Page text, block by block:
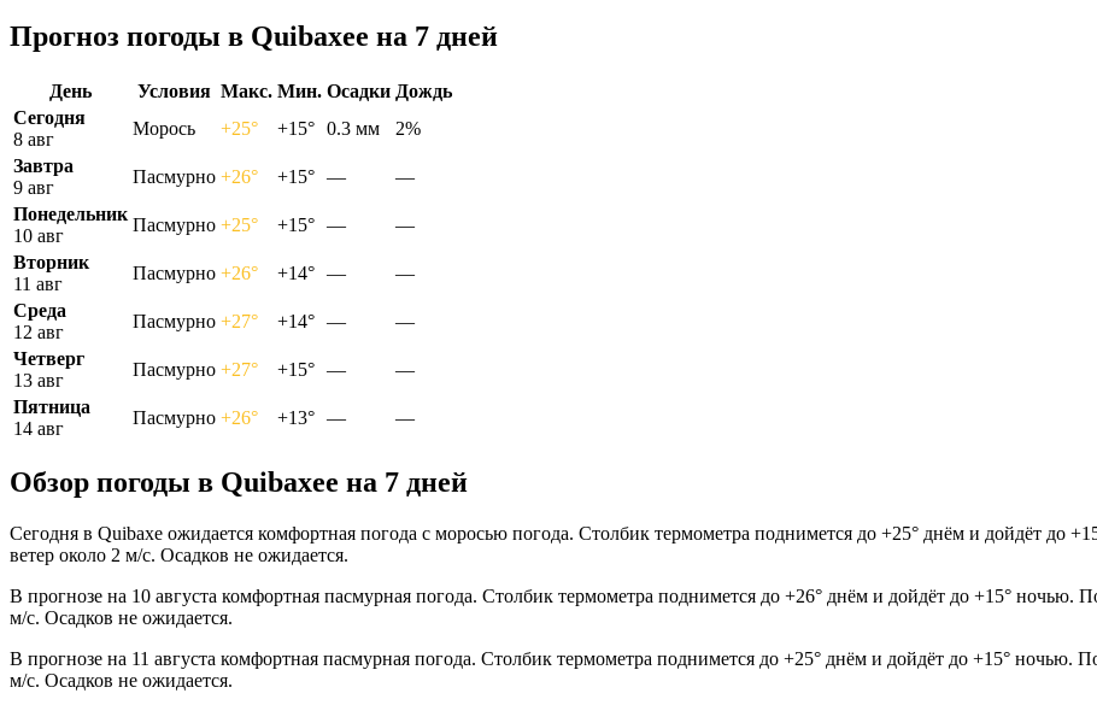
Прогноз погоды в Quibaxeе на 7 дней
День Условия Макс. Мин. Осадки Дождь
Сегодня
8 авг
Морось +25° +15° 0.3 мм
2%
Завтра
9 авг
Пасмурно +26° +15° —
—
Понедельник
10 авг
Пасмурно +25° +15° —
—
Вторник
11 авг
Пасмурно +26° +14° —
—
Среда
12 авг
Пасмурно +27° +14° —
—
Четверг
13 авг
Пасмурно +27° +15° —
—
Пятница
14 авг
Пасмурно +26° +13° — —
Обзор погоды в Quibaxeе на 7 дней
Сегодня в Quibaxe ожидается комфортная погода с моросью погода. Столбик термометра поднимется до +25° днём и дойдёт до
ветер около 2 м/с. Осадков не ожидается.
В прогнозе на 10 августа комфортная пасмурная погода. Столбик термометра поднимется до +26° днём и дойдёт до +15° ночью.
м/с. Осадков не ожидается.
В прогнозе на 11 августа комфортная пасмурная погода. Столбик термометра поднимется до +25° днём и дойдёт до +15° ночью.
м/с. Осадков не ожидается.